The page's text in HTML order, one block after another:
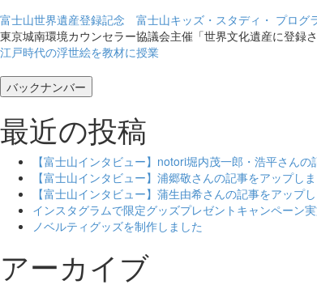
富士山世界遺産登録記念 富士山キッズ・スタディ・ プログ
東京城南環境カウンセラー協議会主催「世界文化遺産に登録
江戸時代の浮世絵を教材に授業
バックナンバー
最近の投稿
【富士山インタビュー】notori堀内茂一郎・浩平さんの
【富士山インタビュー】浦郷敬さんの記事をアップしま
【富士山インタビュー】蒲生由希さんの記事をアップし
インスタグラムで限定グッズプレゼントキャンペーン実
ノベルティグッズを制作しました
アーカイブ